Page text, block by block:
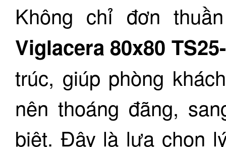
Không chỉ đơn
Viglacera 80x80
trúc, giúp phòng
nên thoáng đãng,
biệt. Đây là lựa chọn